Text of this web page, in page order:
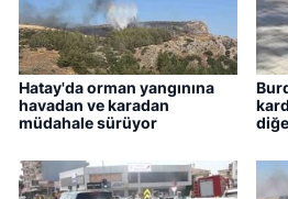
Hatay'da orman yangınına
havadan ve karadan
müdahale sürüyor